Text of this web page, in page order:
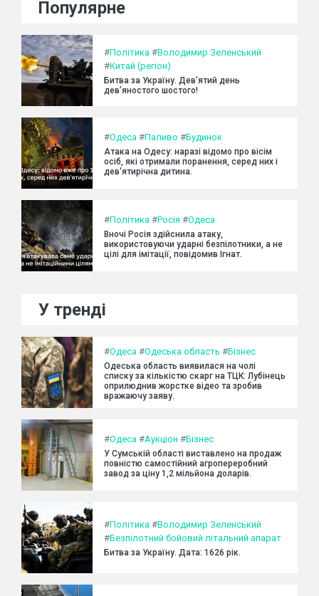
Популярне
#Політика #Володимир Зеленський
#Китай (регіон)
Битва за Україну. Дев’ятий день
дев’яностого шостого!
#Одеса #Паливо #Будинок
Атака на Одесу: наразі відомо про вісім
осіб, які отримали поранення, серед них і
дев'ятирічна дитина.
#Політика #Росія #Одеса
Вночі Росія здійснила атаку,
використовуючи ударні безпілотники, а не
цілі для імітації, повідомив Ігнат.
У тренді
#Одеса #Одеська область #Бізнес
Одеська область виявилася на чолі
списку за кількістю скарг на ТЦК: Лубінець
оприлюднив жорстке відео та зробив
вражаючу заяву.
#Одеса #Аукціон #Бізнес
У Сумській області виставлено на продаж
повністю самостійний агропереробний
завод за ціну 1,2 мільйона доларів.
#Політика #Володимир Зеленський
#Безпілотний бойовий літальний апарат
Битва за Україну. Дата: 1626 рік.